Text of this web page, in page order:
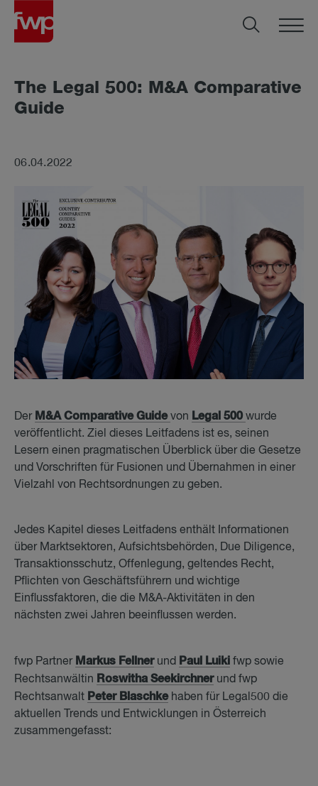
The Le­gal 500: M&A Com­pa­ra­ti­ve
Gui­de
06.04.2022
Der M&A Comparative Guidevon Legal 500 wurde
veröffentlicht. Ziel dieses Leitfadens ist es, seinen
Lesern einen pragmatischen Überblick über die Gesetze
und Vorschriften für Fusionen und Übernahmen in einer
Vielzahl von Rechtsordnungen zu geben.
Jedes Kapitel dieses Leitfadens enthält Informationen
über Marktsektoren, Aufsichtsbehörden, Due Diligence,
Transaktionsschutz, Offenlegung, geltendes Recht,
Pflichten von Geschäftsführern und wichtige
Einflussfaktoren, die die M&A-Aktivitäten in den
nächsten zwei Jahren beeinflussen werden.
fwp Partner Markus Fellnerund Paul Luiki fwp sowie
Rechtsanwältin Roswitha Seekirchnerund fwp
Rechtsanwalt Peter Blaschkehaben für Legal500 die
aktuellen Trends und Entwicklungen in Österreich
zusammengefasst: